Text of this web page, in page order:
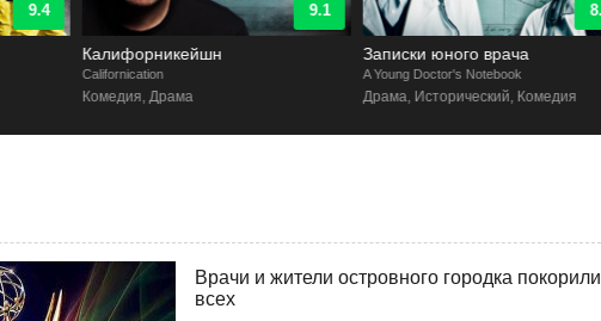
9.4 9.1
Калифорникейшн
Californication
Комедия, Драма
8.2
Записки юного врача
A Young Doctor's Notebook
Драма, Исторический, Комедия
Врачи и жители островного городка покорили
всех